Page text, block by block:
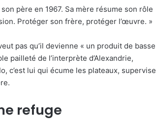
père en 1967. Sa mère résume son rôle
Protéger son frère, protéger l’œuvre. »
pas qu’il devienne « un produit de basse
pailleté de l’interprète d’Alexandrie,
c’est lui qui écume les plateaux, supervise
refuge